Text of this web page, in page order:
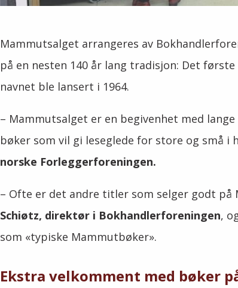
Mammutsalget arrangeres av
på en nesten 140 år lang tradisjon: Det
navnet ble lansert i 1964.
– Mammutsalget er en begivenhet med
bøker som vil gi leseglede for store og små i
norske Forleggerforeningen.
– Ofte er det andre titler som selger godt
Schiøtz, direktør i Bokhandlerforeningen,
som «typiske Mammutbøker».
Ekstra velkomment med bøker